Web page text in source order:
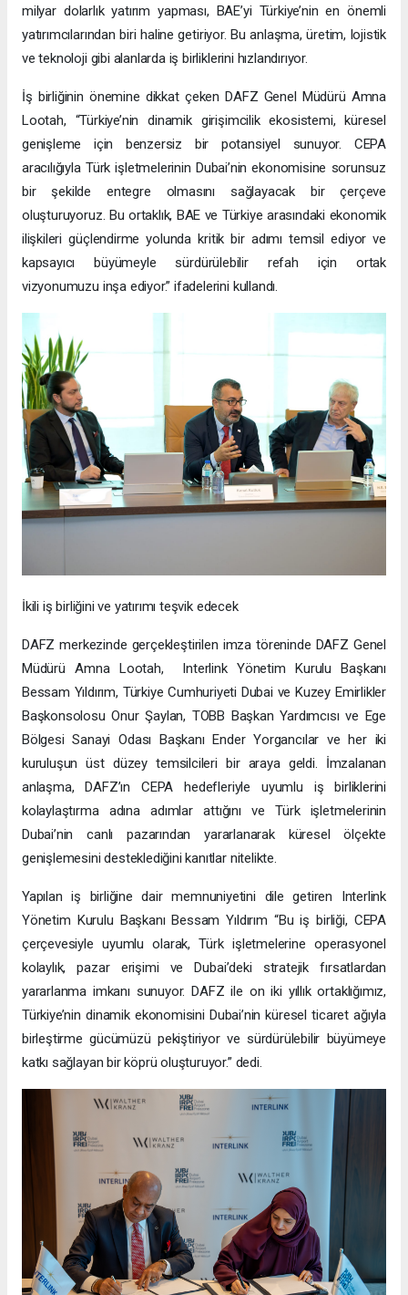
milyar dolarlık yatırım yapması, BAE’yi Türkiye’nin en önemli
yatırımcılarından biri haline getiriyor. Bu anlaşma, üretim, lojistik
ve teknoloji gibi alanlarda iş birliklerini hızlandırıyor.
İş birliğinin önemine dikkat çeken DAFZ Genel Müdürü Amna
Lootah, “Türkiye’nin dinamik girişimcilik ekosistemi, küresel
genişleme için benzersiz bir potansiyel sunuyor. CEPA
aracılığıyla Türk işletmelerinin Dubai’nin ekonomisine sorunsuz
bir şekilde entegre olmasını sağlayacak bir çerçeve
oluşturuyoruz. Bu ortaklık, BAE ve Türkiye arasındaki ekonomik
ilişkileri güçlendirme yolunda kritik bir adımı temsil ediyor ve
kapsayıcı büyümeyle sürdürülebilir refah için ortak
vizyonumuzu inşa ediyor.” ifadelerini kullandı.
İkili iş birliğini ve yatırımı teşvik edecek
DAFZ merkezinde gerçekleştirilen imza töreninde DAFZ Genel
Müdürü Amna Lootah, Interlink Yönetim Kurulu Başkanı
Bessam Yıldırım, Türkiye Cumhuriyeti Dubai ve Kuzey Emirlikler
Başkonsolosu Onur Şaylan, TOBB Başkan Yardımcısı ve Ege
Bölgesi Sanayi Odası Başkanı Ender Yorgancılar ve her iki
kuruluşun üst düzey temsilcileri bir araya geldi. İmzalanan
anlaşma, DAFZ’ın CEPA hedefleriyle uyumlu iş birliklerini
kolaylaştırma adına adımlar attığını ve Türk işletmelerinin
Dubai’nin canlı pazarından yararlanarak küresel ölçekte
genişlemesini desteklediğini kanıtlar nitelikte.
Yapılan iş birliğine dair memnuniyetini dile getiren Interlink
Yönetim Kurulu Başkanı Bessam Yıldırım “Bu iş birliği, CEPA
çerçevesiyle uyumlu olarak, Türk işletmelerine operasyonel
kolaylık, pazar erişimi ve Dubai’deki stratejik fırsatlardan
yararlanma imkanı sunuyor. DAFZ ile on iki yıllık ortaklığımız,
Türkiye’nin dinamik ekonomisini Dubai’nin küresel ticaret ağıyla
birleştirme gücümüzü pekiştiriyor ve sürdürülebilir büyümeye
katkı sağlayan bir köprü oluşturuyor.” dedi.